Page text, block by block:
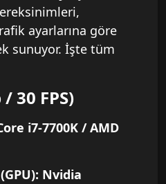
ayarlarına göre
sunuyor. İşte tüm
30 FPS)
i7-7700K / AMD
: Nvidia